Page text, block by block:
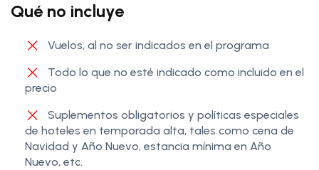
Qué no incluye
Vuelos, al no ser indicados en el programa
Todo lo que no esté indicado como incluido en el
precio
Suplementos obligatorios y políticas especiales
de hoteles en temporada alta, tales como cena de
Navidad y Año Nuevo, estancia mínima en Año
Nuevo, etc.